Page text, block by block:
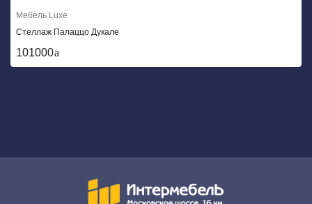
Мебель Luxe
Стеллаж Палаццо Дукале
101000